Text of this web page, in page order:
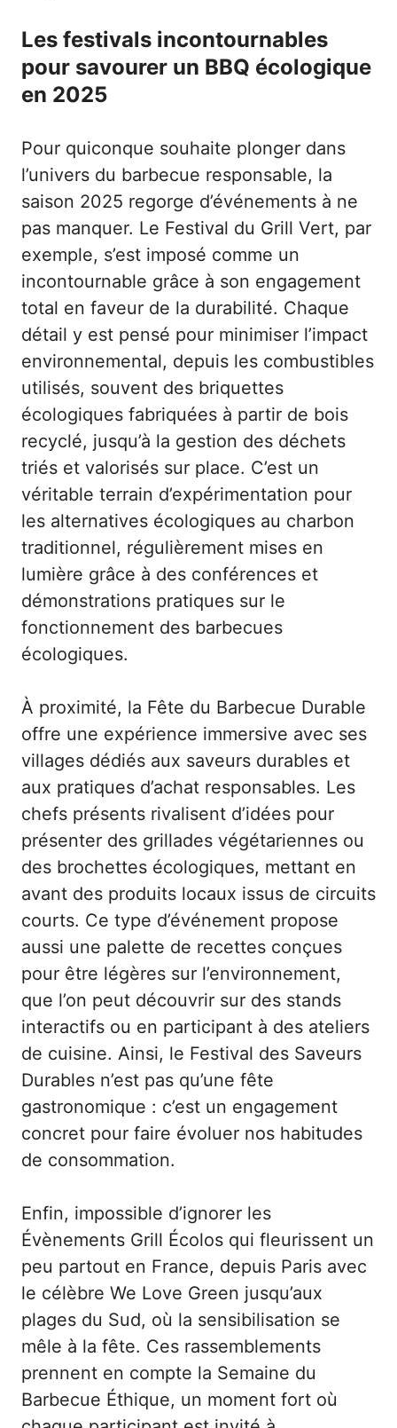
Les festivals incontournables
pour savourer un BBQ écologique
en 2025
Pour quiconque souhaite plonger dans
l’univers du barbecue responsable, la
saison 2025 regorge d’événements à ne
pas manquer. Le Festival du Grill Vert, par
exemple, s’est imposé comme un
incontournable grâce à son engagement
total en faveur de la durabilité. Chaque
détail y est pensé pour minimiser l’impact
environnemental, depuis les combustibles
utilisés, souvent des briquettes
écologiques fabriquées à partir de bois
recyclé, jusqu’à la gestion des déchets
triés et valorisés sur place. C’est un
véritable terrain d’expérimentation pour
les alternatives écologiques au charbon
traditionnel, régulièrement mises en
lumière grâce à des conférences et
démonstrations pratiques sur le
fonctionnement des barbecues
écologiques.
À proximité, la Fête du Barbecue Durable
offre une expérience immersive avec ses
villages dédiés aux saveurs durables et
aux pratiques d’achat responsables. Les
chefs présents rivalisent d’idées pour
présenter des grillades végétariennes ou
des brochettes écologiques, mettant en
avant des produits locaux issus de circuits
courts. Ce type d’événement propose
aussi une palette de recettes conçues
pour être légères sur l’environnement,
que l’on peut découvrir sur des stands
interactifs ou en participant à des ateliers
de cuisine. Ainsi, le Festival des Saveurs
Durables n’est pas qu’une fête
gastronomique : c’est un engagement
concret pour faire évoluer nos habitudes
de consommation.
Enfin, impossible d’ignorer les
Évènements Grill Écolos qui fleurissent un
peu partout en France, depuis Paris avec
le célèbre We Love Green jusqu’aux
plages du Sud, où la sensibilisation se
mêle à la fête. Ces rassemblements
prennent en compte la Semaine du
Barbecue Éthique, un moment fort où